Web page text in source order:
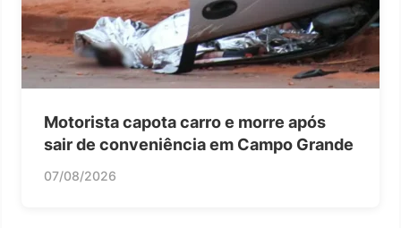
Motorista capota carro e morre após
sair de conveniência em Campo Grande
07/08/2026